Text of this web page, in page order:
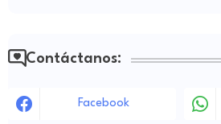
Contáctanos:
Facebook